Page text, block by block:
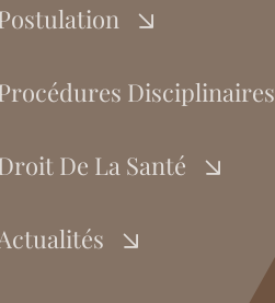
Disciplinaires
De La Santé